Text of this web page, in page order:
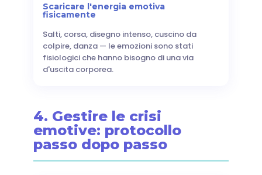
Scaricare l'energia emotiva
fisicamente
Salti, corsa, disegno intenso, cuscino da
colpire, danza — le emozioni sono stati
fisiologici che hanno bisogno di una via
d'uscita corporea.
4. Gestire le crisi
emotive: protocollo
passo dopo passo